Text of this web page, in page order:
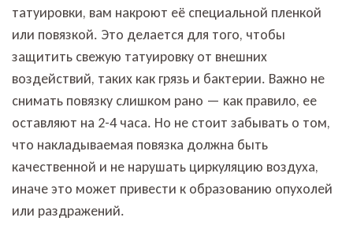
татуировки, вам накроют её специальной пленкой
или повязкой. Это делается для того, чтобы
защитить свежую татуировку от внешних
воздействий, таких как грязь и бактерии. Важно не
снимать повязку слишком рано — как правило, ее
оставляют на 2-4 часа. Но не стоит забывать о том,
что накладываемая повязка должна быть
качественной и не нарушать циркуляцию воздуха,
иначе это может привести к образованию опухолей
или раздражений.